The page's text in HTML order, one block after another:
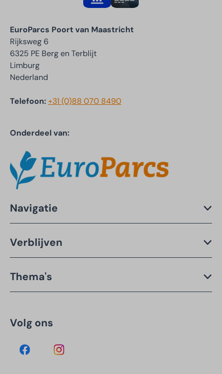
EuroParcs Poort van Maastricht
Rijksweg 6
6325 PE Berg en Terblijt
Limburg
Nederland
Telefoon:+31 (0)88 070 8490
Onderdeel van:
Navigatie
Verblijven
Thema's
Volg ons